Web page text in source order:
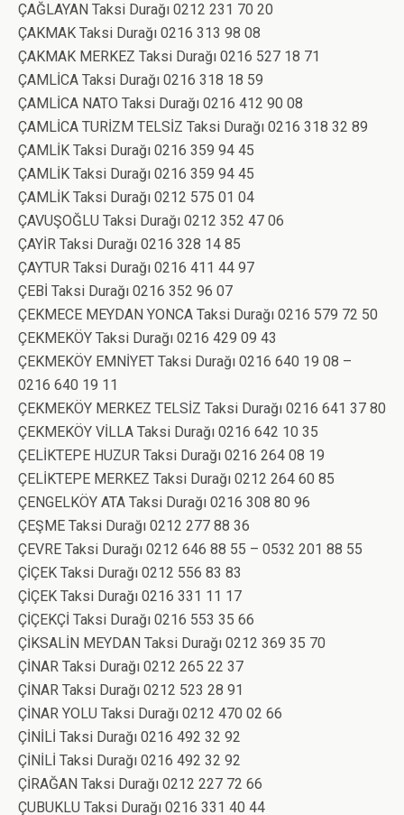
ÇAĞLAYAN Taksi Durağı 0212 231 70 20
ÇAKMAK Taksi Durağı 0216 313 98 08
ÇAKMAK MERKEZ Taksi Durağı 0216 527 18 71
ÇAMLİCA Taksi Durağı 0216 318 18 59
ÇAMLİCA NATO Taksi Durağı 0216 412 90 08
ÇAMLİCA TURİZM TELSİZ Taksi Durağı 0216 318 32 89
ÇAMLİK Taksi Durağı 0216 359 94 45
ÇAMLİK Taksi Durağı 0216 359 94 45
ÇAMLİK Taksi Durağı 0212 575 01 04
ÇAVUŞOĞLU Taksi Durağı 0212 352 47 06
ÇAYİR Taksi Durağı 0216 328 14 85
ÇAYTUR Taksi Durağı 0216 411 44 97
ÇEBİ Taksi Durağı 0216 352 96 07
ÇEKMECE MEYDAN YONCA Taksi Durağı 0216 579 72 50
ÇEKMEKÖY Taksi Durağı 0216 429 09 43
ÇEKMEKÖY EMNİYET Taksi Durağı 0216 640 19 08 –
0216 640 19 11
ÇEKMEKÖY MERKEZ TELSİZ Taksi Durağı 0216 641 37 80
ÇEKMEKÖY VİLLA Taksi Durağı 0216 642 10 35
ÇELİKTEPE HUZUR Taksi Durağı 0216 264 08 19
ÇELİKTEPE MERKEZ Taksi Durağı 0212 264 60 85
ÇENGELKÖY ATA Taksi Durağı 0216 308 80 96
ÇEŞME Taksi Durağı 0212 277 88 36
ÇEVRE Taksi Durağı 0212 646 88 55 – 0532 201 88 55
ÇİÇEK Taksi Durağı 0212 556 83 83
ÇİÇEK Taksi Durağı 0216 331 11 17
ÇİÇEKÇİ Taksi Durağı 0216 553 35 66
ÇİKSALİN MEYDAN Taksi Durağı 0212 369 35 70
ÇİNAR Taksi Durağı 0212 265 22 37
ÇİNAR Taksi Durağı 0212 523 28 91
ÇİNAR YOLU Taksi Durağı 0212 470 02 66
ÇİNİLİ Taksi Durağı 0216 492 32 92
ÇİNİLİ Taksi Durağı 0216 492 32 92
ÇİRAĞAN Taksi Durağı 0212 227 72 66
ÇUBUKLU Taksi Durağı 0216 331 40 44